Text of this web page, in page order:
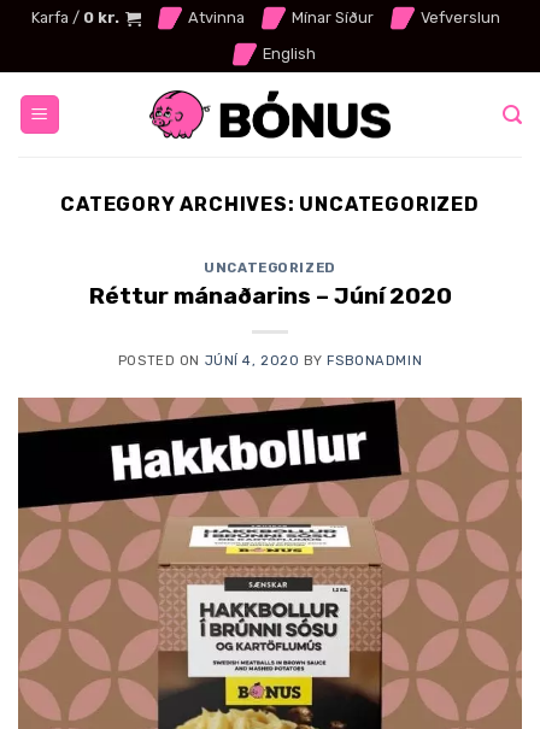
Skip
content
Karfa / 0 kr. Atvinna Mínar Síður
Vefverslun
English
CATEGORY ARCHIVES: UNCATEGORIZED
UNCATEGORIZED
Réttur mánaðarins – Júní 2020
POSTED ON JÚNÍ 4, 2020 BYFSBONADMIN